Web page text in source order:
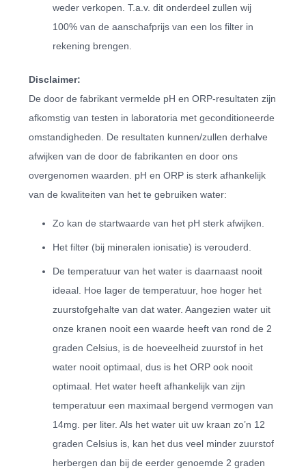
weder verkopen. T.a.v. dit onderdeel zullen wij
100% van de aanschafprijs van een los filter in
rekening brengen.
Disclaimer:
De door de fabrikant vermelde pH en ORP-resultaten zijn
afkomstig van testen in laboratoria met geconditioneerde
omstandigheden. De resultaten kunnen/zullen derhalve
afwijken van de door de fabrikanten en door ons
overgenomen waarden. pH en ORP is sterk afhankelijk
van de kwaliteiten van het te gebruiken water:
Zo kan de startwaarde van het pH sterk afwijken.
Het filter (bij mineralen ionisatie) is verouderd.
De temperatuur van het water is daarnaast nooit
ideaal. Hoe lager de temperatuur, hoe hoger het
zuurstofgehalte van dat water. Aangezien water uit
onze kranen nooit een waarde heeft van rond de 2
graden Celsius, is de hoeveelheid zuurstof in het
water nooit optimaal, dus is het ORP ook nooit
optimaal. Het water heeft afhankelijk van zijn
temperatuur een maximaal bergend vermogen van
14mg. per liter. Als het water uit uw kraan zo’n 12
graden Celsius is, kan het dus veel minder zuurstof
herbergen dan bij de eerder genoemde 2 graden